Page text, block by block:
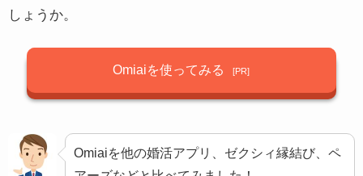
しょうか。
Omiaiを使ってみる
Omiaiを他の婚活アプリ、ゼクシィ縁結び、ペ